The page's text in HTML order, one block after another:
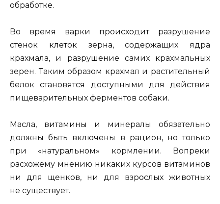
обработке.
Во время варки происходит разрушение
стенок клеток зерна, содержащих ядра
крахмала, и разрушение самих крахмальных
зерен. Таким образом крахмал и растительный
белок становятся доступными для действия
пищеварительных ферментов собаки.
Масла, витамины и минералы обязательно
должны быть включены в рацион, но только
при «натуральном» кормлении. Вопреки
расхожему мнению никаких курсов витаминов
ни для щенков, ни для взрослых животных
не существует.